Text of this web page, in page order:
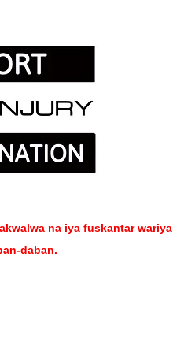
na iya fuskantar
daban.